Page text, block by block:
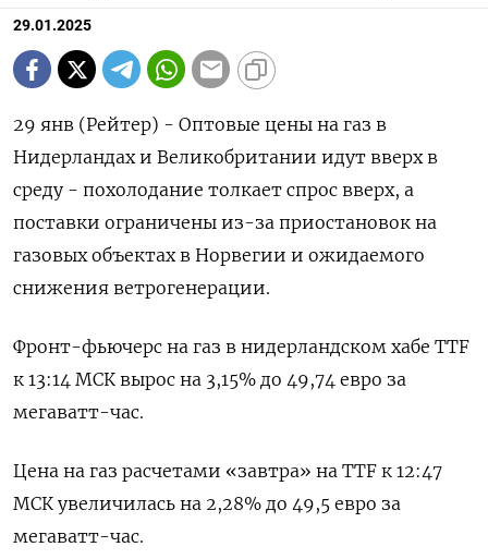
29.01.2025
29 янв (Рейтер) - Оптовые цены на газ в
Нидерландах и Великобритании идут вверх в
среду - похолодание толкает спрос вверх, а
поставки ограничены из-за приостановок на
газовых объектах в Норвегии и ожидаемого
снижения ветрогенерации.
Фронт-фьючерс на газ в нидерландском хабе TTF
к 13:14 МСК вырос на 3,15% до 49,74 евро за
мегаватт-час.
Цена на газ расчетами «завтра» на TTF к 12:47
МСК увеличилась на 2,28% до 49,5 евро за
мегаватт-час.